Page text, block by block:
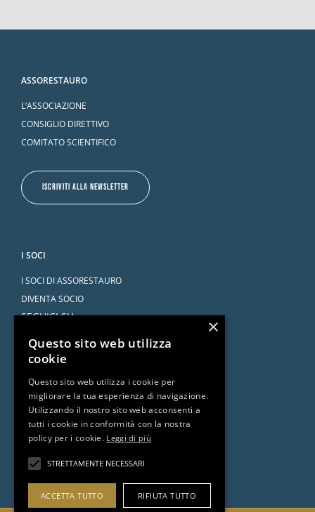
ASSORESTAURO
L’ASSOCIAZIONE
CONSIGLIO DIRETTIVO
COMITATO SCIENTIFICO
ISCRIVITI ALLA NEWSLETTER
I SOCI
I SOCI DI ASSORESTAURO
DIVENTA SOCIO
SEGUICI SU
SERVIZI
CONVENZIONI
L’AVVOCATO RISPONDE
DOCUMENTI E RISORSE
×
Questo sito web utilizza
cookie
Questo sito web utilizza i cookie per
migliorare la tua esperienza di navigazione.
Utilizzando il nostro sito web acconsenti a
tutti i cookie in conformità con la nostra
policy per i cookie. Leggi di più
STRETTAMENTE NECESSARI
ACCETTA TUTTO RIFIUTA TUTTO